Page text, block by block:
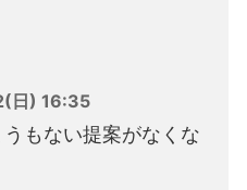
日) 16:35
もない提案がなくな